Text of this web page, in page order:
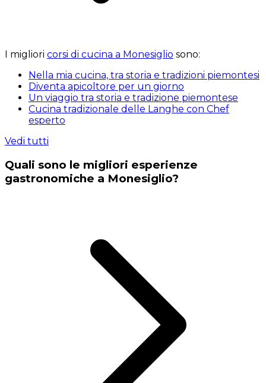
I migliori corsi di cucina a Monesiglio sono:
Nella mia cucina, tra storia e tradizioni piemontesi
Diventa apicoltore per un giorno
Un viaggio tra storia e tradizione piemontese
Cucina tradizionale delle Langhe con Chef
esperto
Vedi tutti
Quali sono le migliori esperienze
gastronomiche a Monesiglio?